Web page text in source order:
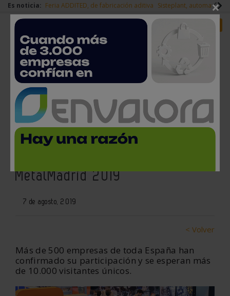
Es noticia: Feria ADDITED, de fabricación aditiva Sisteplant,
Redes Sociales Login empresas
Cataluña, País Vasco y Madrid,
las comunidades autónomas
MetalMadrid 2019
7 de agosto, 2019
< Volver
Más de 500 empresas de toda España han
confirmado su participación y se esperan más
de 10.000 visitantes únicos.
×